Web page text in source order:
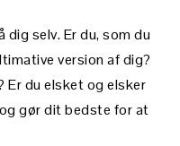
selv. Er du, som du
version af dig?
Er du elsket og elsker
gør dit bedste for at